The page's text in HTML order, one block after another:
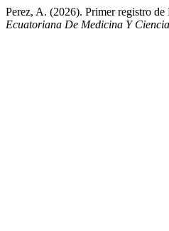
Perez, A. (2026). Primer registro
Ecuatoriana De Medicina Y